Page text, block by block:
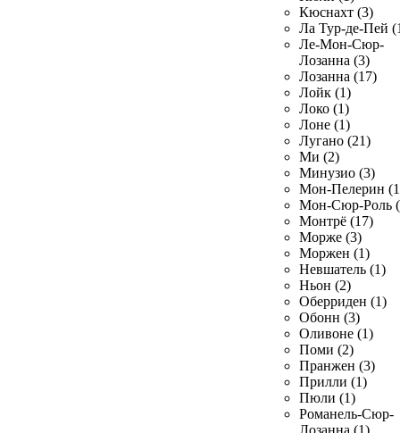
Кюснахт (3)
Ла Тур-де-Пей
Ле-Мон-Сюр-
Лозанна (3)
Лозанна (17)
Лойк (1)
Локо (1)
Лоне (1)
Лугано (21)
Ми (2)
Минузио (3)
Мон-Пелерин
Мон-Сюр-Роль
Монтрё (17)
Морже (3)
Моржен (1)
Невшатель (1)
Ньон (2)
Оберриден (1)
Обонн (3)
Оливоне (1)
Поми (2)
Пранжен (3)
Прилли (1)
Пюли (1)
Романель-Сюр-
Лозанна (1)